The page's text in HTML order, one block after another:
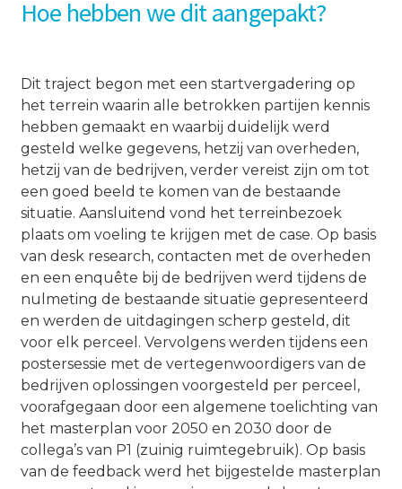
Hoe hebben we dit aangepakt?
Dit traject begon met een startvergadering op
het terrein waarin alle betrokken partijen kennis
hebben gemaakt en waarbij duidelijk werd
gesteld welke gegevens, hetzij van overheden,
hetzij van de bedrijven, verder vereist zijn om tot
een goed beeld te komen van de bestaande
situatie. Aansluitend vond het terreinbezoek
plaats om voeling te krijgen met de case. Op basis
van desk research, contacten met de overheden
en een enquête bij de bedrijven werd tijdens de
nulmeting de bestaande situatie gepresenteerd
en werden de uitdagingen scherp gesteld, dit
voor elk perceel. Vervolgens werden tijdens een
postersessie met de vertegenwoordigers van de
bedrijven oplossingen voorgesteld per perceel,
voorafgegaan door een algemene toelichting van
het masterplan voor 2050 en 2030 door de
collega’s van P1 (zuinig ruimtegebruik). Op basis
van de feedback werd het bijgestelde masterplan